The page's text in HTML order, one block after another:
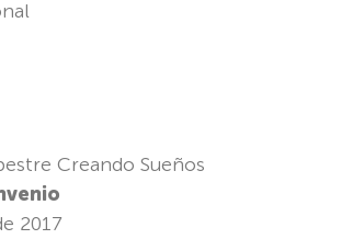
Creando Sueños
2017